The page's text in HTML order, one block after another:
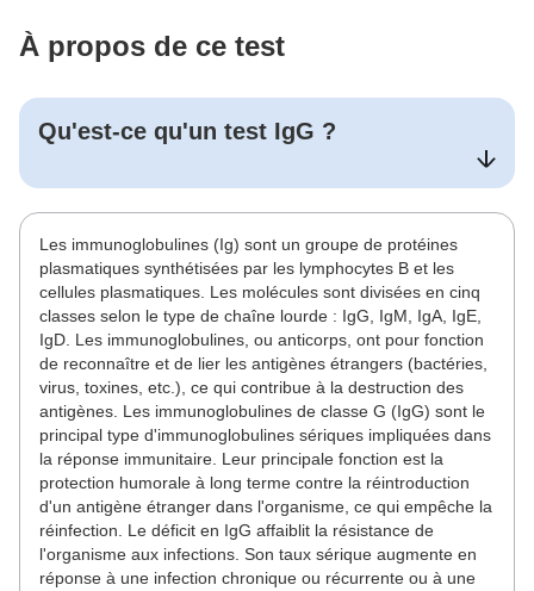
À propos de ce test
Qu'est-ce qu'un test IgG ?
Les immunoglobulines (Ig) sont un groupe de protéines
plasmatiques synthétisées par les lymphocytes B et les
cellules plasmatiques. Les molécules sont divisées en cinq
classes selon le type de chaîne lourde : IgG, IgM, IgA, IgE,
IgD. Les immunoglobulines, ou anticorps, ont pour fonction
de reconnaître et de lier les antigènes étrangers (bactéries,
virus, toxines, etc.), ce qui contribue à la destruction des
antigènes. Les immunoglobulines de classe G (IgG) sont le
principal type d'immunoglobulines sériques impliquées dans
la réponse immunitaire. Leur principale fonction est la
protection humorale à long terme contre la réintroduction
d'un antigène étranger dans l'organisme, ce qui empêche la
réinfection. Le déficit en IgG affaiblit la résistance de
l'organisme aux infections. Son taux sérique augmente en
réponse à une infection chronique ou récurrente ou à une